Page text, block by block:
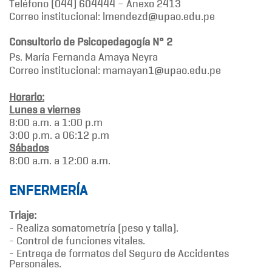
Teléfono (044) 604444 – Anexo 2413
Correo institucional: lmendezd@upao.edu.pe
Consultorio de Psicopedagogía N° 2
Ps. María Fernanda Amaya Neyra
Correo institucional: mamayan1@upao.edu.pe
Horario:
Lunes a viernes
8:00 a.m. a 1:00 p.m
3:00 p.m. a 06:12 p.m
Sábados
8:00 a.m. a 12:00 a.m.
ENFERMERÍA
Triaje:
- Realiza somatometría (peso y talla).
- Control de funciones vitales.
- Entrega de formatos del Seguro de Accidentes
Personales.